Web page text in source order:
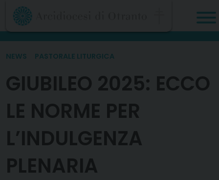
Skip
content
NEWS PASTORALE LITURGICA
GIUBILEO 2025: ECCO
LE NORME PER
L’INDULGENZA
PLENARIA